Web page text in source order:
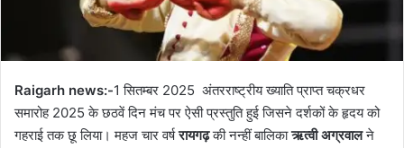
Raigarh news:-1 सितम्बर 2025 अंतरराष्ट्रीय ख्याति प्राप्त चक्रधर
समारोह 2025 के छठवें दिन मंच पर ऐसी प्रस्तुति हुई जिसने दर्शकों के हृदय को
गहराई तक छू लिया। महज चार वर्षरायगढ़की नन्हीं बालिकाऋत्वी अग्रवालने